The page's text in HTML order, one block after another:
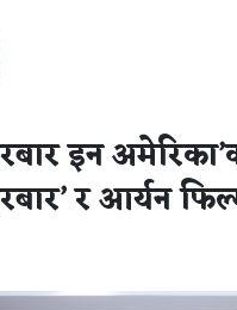
इन
र आर्यन